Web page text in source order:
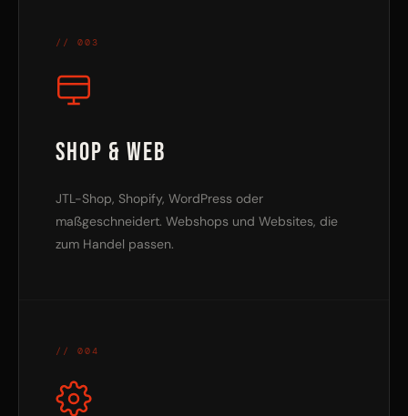
// 003
Shop & Web
JTL-Shop, Shopify, WordPress oder
maßgeschneidert. Webshops und Websites, die
zum Handel passen.
// 004